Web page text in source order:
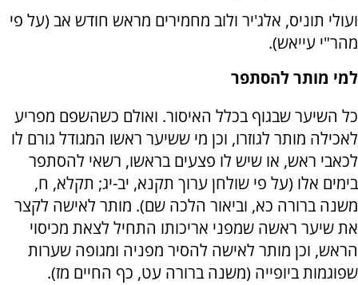
ועולי תוניס, אלג'יר ולוב מחמירים מראש חודש אב (על פי
מהר"י עייאש).
למי מותר להסתפר
כל השיער שבגוף בכלל האיסור. ואולם כשהשפם מפריע
לאכילה מותר לגוזרו, וכן מי ששיער ראשו המגודל גורם לו
לכאבי ראש, או שיש לו פצעים בראשו, רשאי להסתפר
בימים אלו (על פי שולחן ערוך תקנא, יב-יג; תקלא, ח,
משנה ברורה כא, וביאור הלכה שם). מותר לאישה לקצר
את שיער ראשה שמפני אריכותו התחיל לצאת מכיסוי
הראש, וכן מותר לאישה להסיר מפניה ומגופה שערות
שפוגמות ביופייה (משנה ברורה עט, כף החיים מז).